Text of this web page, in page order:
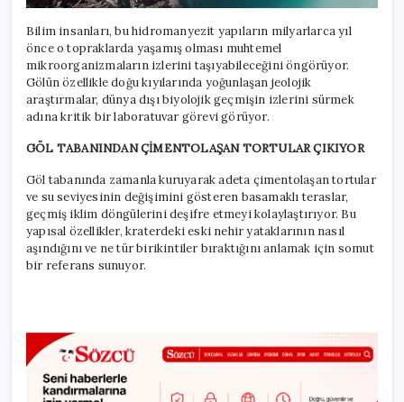
Bilim insanları, bu hidromanyezit yapıların milyarlarca yıl
önce o topraklarda yaşamış olması muhtemel
mikroorganizmaların izlerini taşıyabileceğini öngörüyor.
Gölün özellikle doğu kıyılarında yoğunlaşan jeolojik
araştırmalar, dünya dışı biyolojik geçmişin izlerini sürmek
adına kritik bir laboratuvar görevi görüyor.
GÖL TABANINDAN ÇİMENTOLAŞAN TORTULAR ÇIKIYOR
Göl tabanında zamanla kuruyarak adeta çimentolaşan tortular
ve su seviyesinin değişimini gösteren basamaklı teraslar,
geçmiş iklim döngülerini deşifre etmeyi kolaylaştırıyor. Bu
yapısal özellikler, kraterdeki eski nehir yataklarının nasıl
aşındığını ve ne tür birikintiler bıraktığını anlamak için somut
bir referans sunuyor.